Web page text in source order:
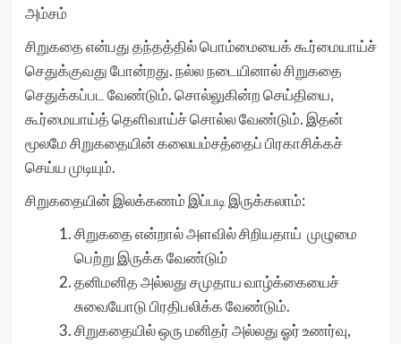
அம்சம்
சிறுகதை என்பது தந்தத்தில் பொம்மையைக் கூர்மையாய்ச்
செதுக்குவது போன்றது. நல்ல நடையினால் சிறுகதை
செதுக்கப்பட வேண்டும். சொல்லுகின்ற செய்தியை,
கூர்மையாய்த் தெளிவாய்ச் சொல்ல வேண்டும். இதன்
மூலமே சிறுகதையின் கலையம்சத்தைப் பிரகாசிக்கச்
செய்ய முடியும்.
சிறுகதையின் இலக்கணம் இப்படி இருக்கலாம்:
சிறுகதை என்றால் அளவில் சிறியதாய் முழுமை
பெற்று இருக்க வேண்டும்
தனிமனித அல்லது சமுதாய வாழ்க்கையைச்
சுவையோடு பிரதிபலிக்க வேண்டும்.
சிறுகதையில் ஒரு மனிதர் அல்லது ஓர் உணர்வு,